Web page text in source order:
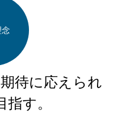
念
待に応えられ
指す。